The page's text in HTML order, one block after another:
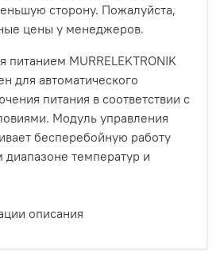
сторону. Пожалуйста,
цены у менеджеров.
питанием MURRELEKTRONIK
для автоматического
питания в соответствии с
Модуль управления
бесперебойную работу
температур и
описания